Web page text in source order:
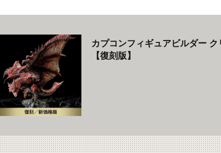
カプコンフィギュアビルダー
【復刻版】